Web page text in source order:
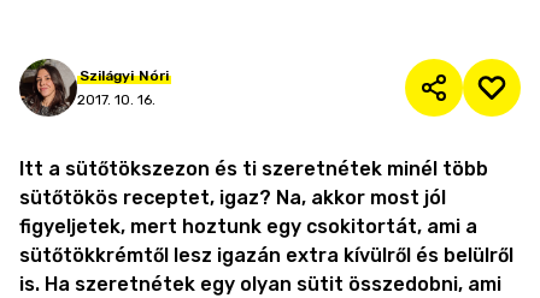
Szilágyi Nóri
2017. 10. 16.
Itt a sütőtökszezon és ti szeretnétek minél több
sütőtökös receptet, igaz? Na, akkor most jól
figyeljetek, mert hoztunk egy csokitortát, ami a
sütőtökkrémtől lesz igazán extra kívülről és belülről
is. Ha szeretnétek egy olyan sütit összedobni, ami